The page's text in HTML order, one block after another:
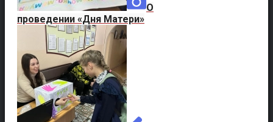
О
проведении «Дня Матери»